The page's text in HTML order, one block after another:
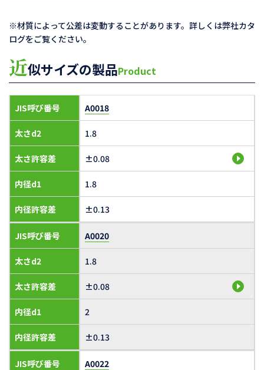
※材質によって公差は変動することがあります。詳しくは弊社カタ
ログをご覧ください。
近似サイズの製品Product
JIS呼び番号
太さd2
太さ許容差
内径d1
内径許容差
A0018
1.8
±0.08
1.8
±0.13
JIS呼び番号
太さd2
太さ許容差
内径d1
内径許容差
A0020
1.8
±0.08
2
±0.13
JIS呼び番号 A0022